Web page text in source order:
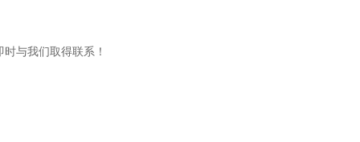
与我们取得联系！